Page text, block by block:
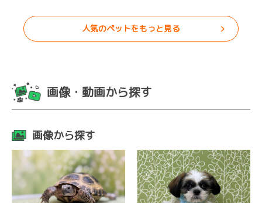
人気のペットをもっと見る
画像・動画から探す
画像から探す